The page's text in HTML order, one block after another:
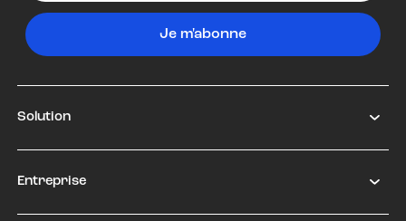
Je m'abonne
Solution
Entreprise